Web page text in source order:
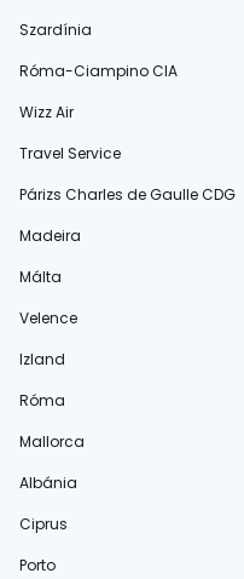
Szardínia
Róma-Ciampino CIA
Wizz Air
Travel Service
Párizs Charles de Gaulle CDG
Madeira
Málta
Velence
Izland
Róma
Mallorca
Albánia
Ciprus
Porto